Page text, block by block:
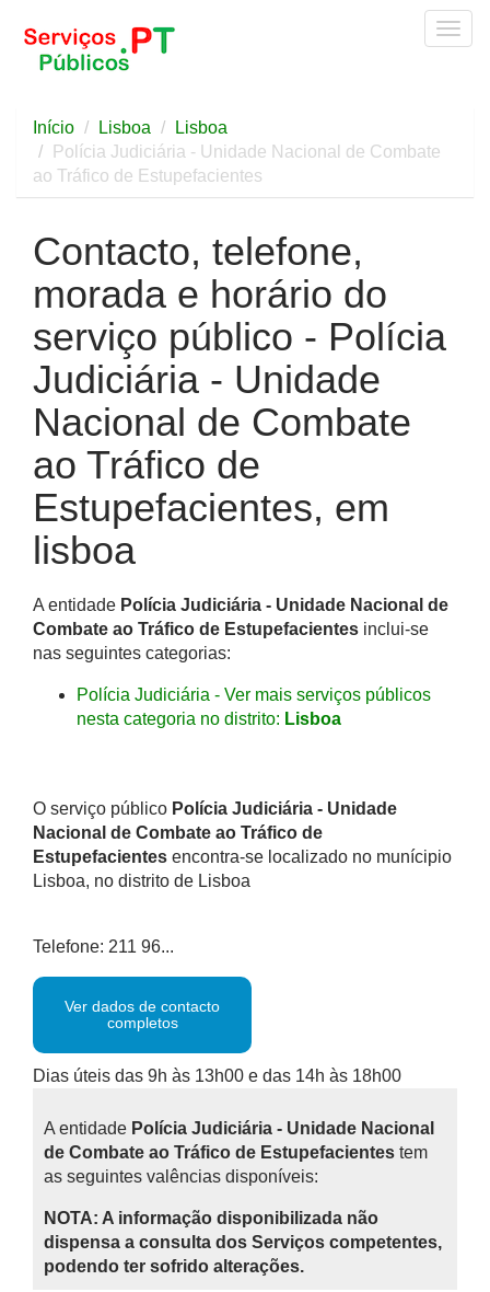
Início Lisboa
Lisboa
Polícia Judiciária - Unidade Nacional de Combate
ao Tráfico de Estupefacientes
Contacto, telefone,
morada e horário do
serviço público - Polícia
Judiciária - Unidade
Nacional de Combate
ao Tráfico de
Estupefacientes, em
lisboa
A entidade Polícia Judiciária - Unidade Nacional de
Combate ao Tráfico de Estupefacientes inclui-se
nas seguintes categorias:
Polícia Judiciária - Ver mais serviços públicos
nesta categoria no distrito: Lisboa
O serviço público Polícia Judiciária - Unidade
Nacional de Combate ao Tráfico de
Estupefacientes encontra-se localizado no munícipio
Lisboa, no distrito de Lisboa
Telefone: 211 96...
Ver dados de contacto
completos
Dias úteis das 9h às 13h00 e das 14h às 18h00
A entidade Polícia Judiciária - Unidade Nacional
de Combate ao Tráfico de Estupefacientes tem
as seguintes valências disponíveis:
NOTA: A informação disponibilizada não
dispensa a consulta dos Serviços competentes,
podendo ter sofrido alterações.